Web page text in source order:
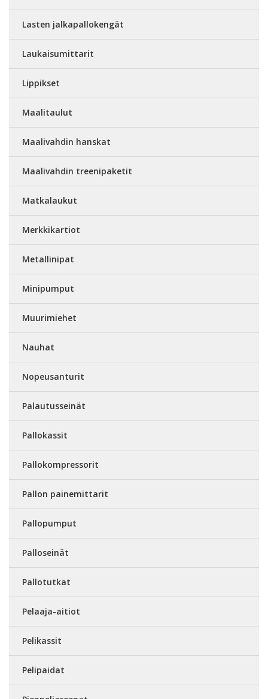
Lasten jalkapallokengät
Laukaisumittarit
Lippikset
Maalitaulut
Maalivahdin hanskat
Maalivahdin treenipaketit
Matkalaukut
Merkkikartiot
Metallinipat
Minipumput
Muurimiehet
Nauhat
Nopeusanturit
Palautusseinät
Pallokassit
Pallokompressorit
Pallon painemittarit
Pallopumput
Palloseinät
Pallotutkat
Pelaaja-aitiot
Pelikassit
Pelipaidat